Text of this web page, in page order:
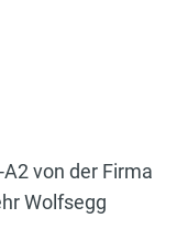
von der Firma
Wolfsegg